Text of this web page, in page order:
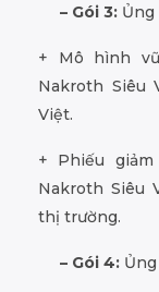
– Gói 3: Ủng
+ Mô hình
Nakroth Siêu
Việt.
+ Phiếu
Nakroth Siêu
thị trường.
– Gói 4: